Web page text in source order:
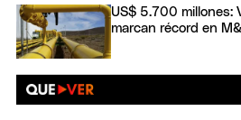
US$ 5.700 millones:
marcan récord en